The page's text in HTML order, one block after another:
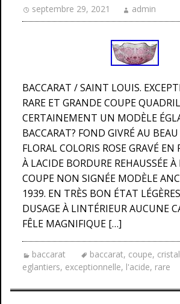
septembre 29, 2021 admin
BACCARAT / SAINT LOUIS.
RARE ET GRANDE COUPE
CERTAINEMENT UN MODÈLE
BACCARAT? FOND GIVRÉ AU
FLORAL COLORIS ROSE GRAVÉ EN
À LACIDE BORDURE REHAUSSÉE À
COUPE NON SIGNÉE MODÈLE
1939. EN TRÈS BON ÉTAT
DUSAGE À LINTÉRIEUR AUCUNE
FÊLE MAGNIFIQUE […]
baccarat baccarat, coupe, cristal
eglantiers, exceptionnelle, l'acide, rare